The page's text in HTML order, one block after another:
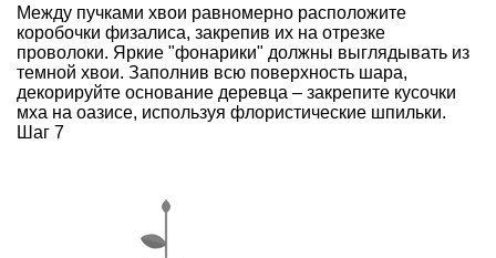
Между пучками хвои равномерно расположите
коробочки физалиса, закрепив их на отрезке
проволоки. Яркие "фонарики" должны выглядывать из
темной хвои. Заполнив всю поверхность шара,
декорируйте основание деревца – закрепите кусочки
мха на оазисе, используя флористические шпильки.
Шаг 7